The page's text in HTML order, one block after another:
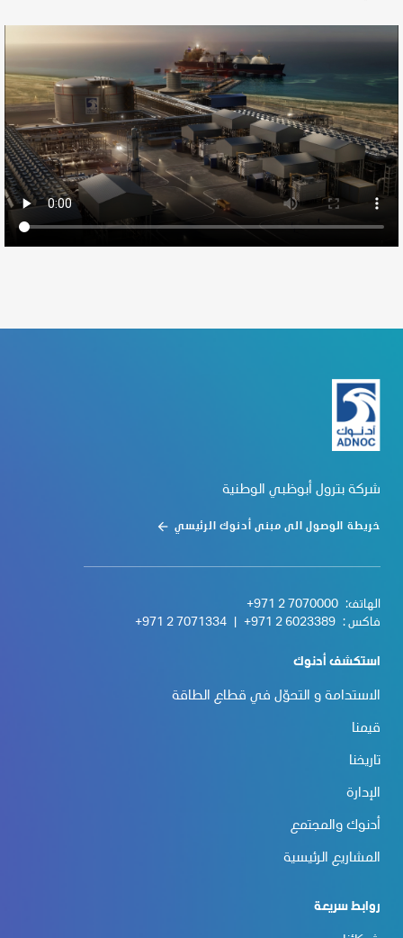
شركة بترول أبوظبي الوطنية
خريطة الوصول الى مبنى أدنوك الرئيسي
الهاتف: +971 2 7070000
فاكس : +971 2 6023389
+971 2 7071334
استكشف أدنوك
الاستدامة و التحوّل في قطاع الطاقة
قيمنا
تاريخنا
الإدارة
أدنوك والمجتمع
المشاريع الرئيسية
روابط سريعة